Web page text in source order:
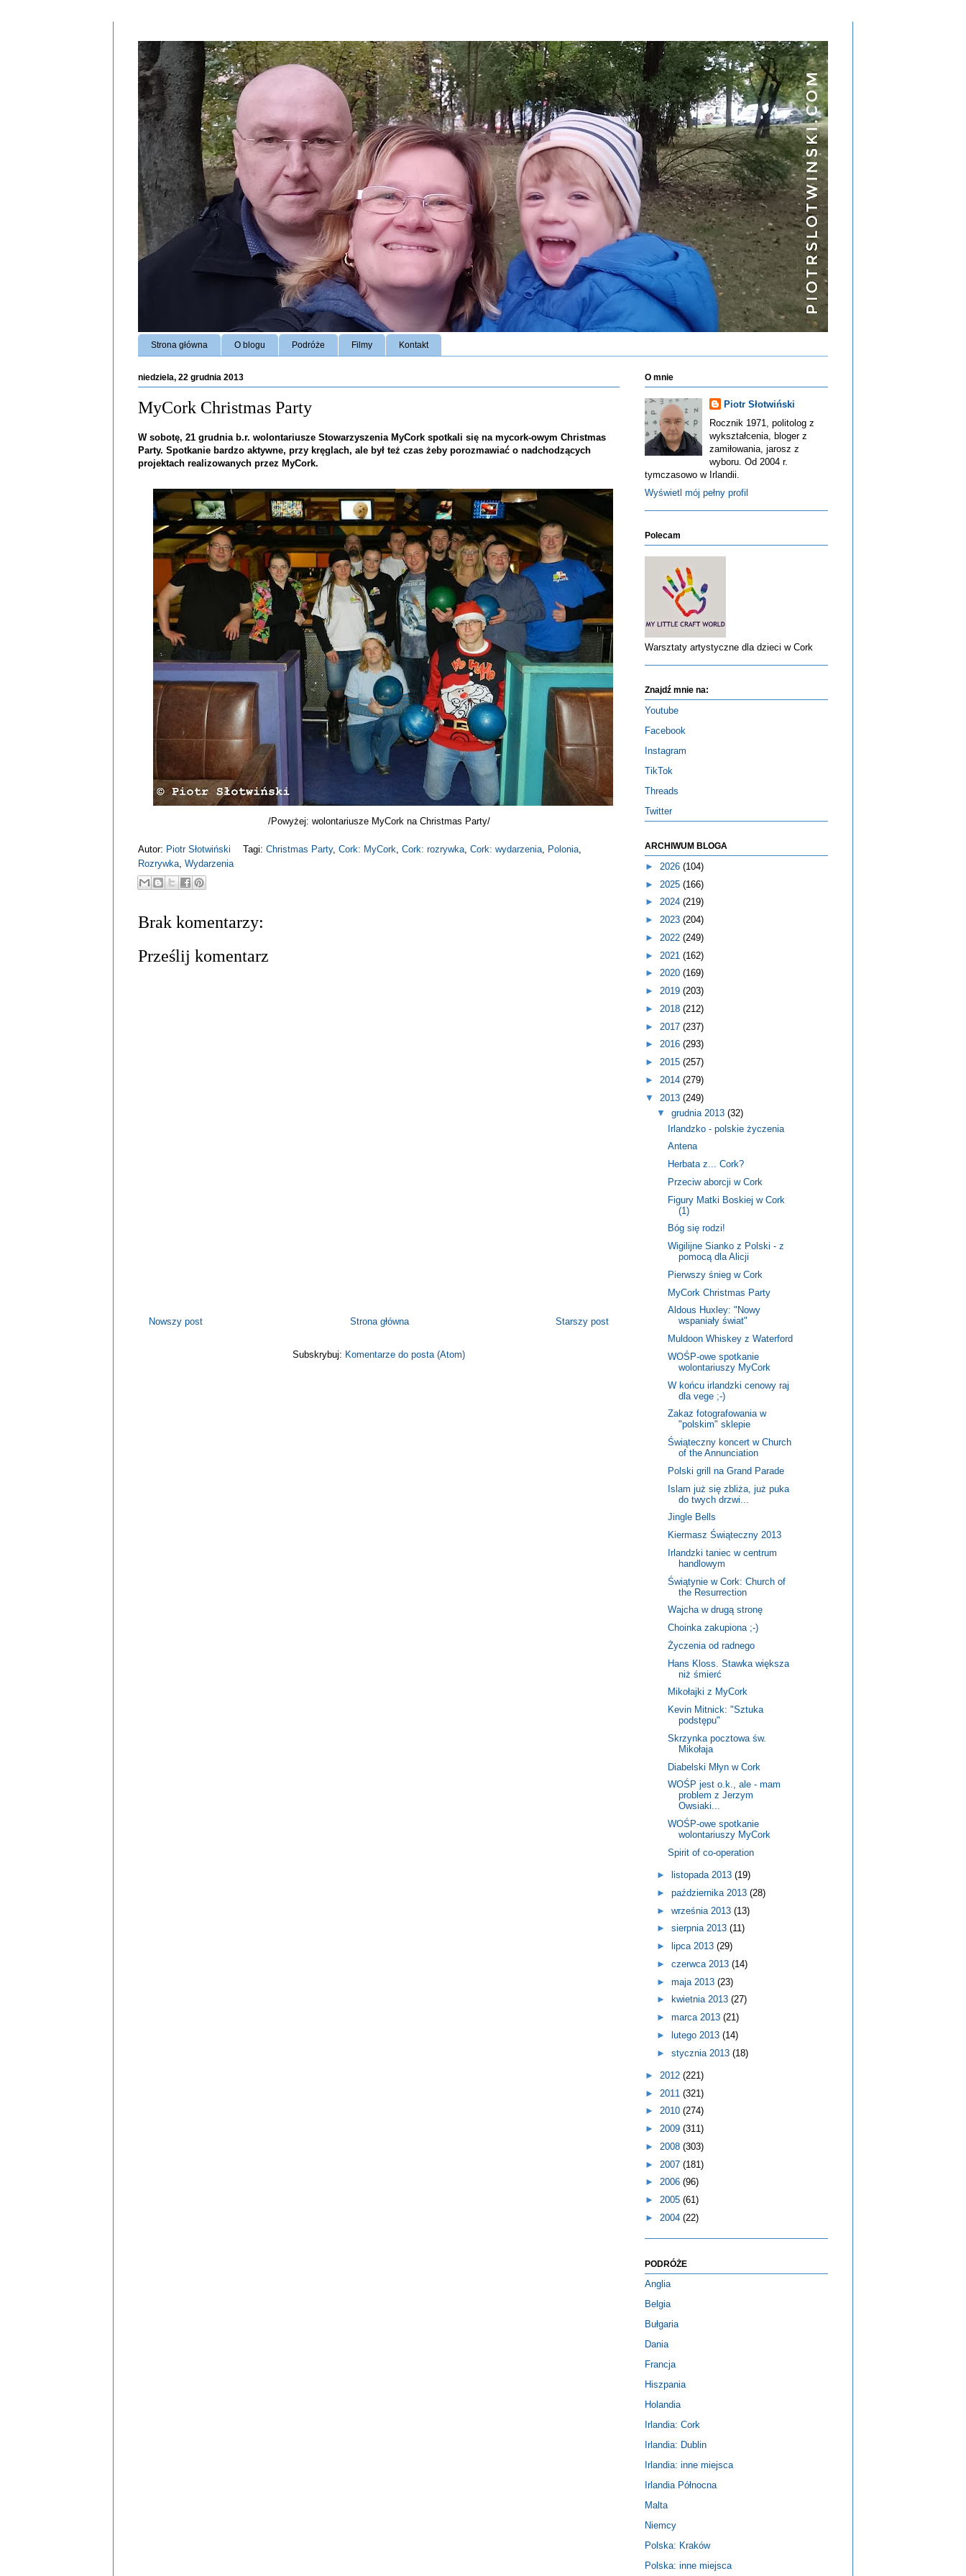
Strona główna O blogu Podróże Filmy Kontakt
niedziela, 22 grudnia 2013
MyCork Christmas Party
W sobotę, 21 grudnia b.r. wolontariusze Stowarzyszenia MyCork spotkali się na mycork-owym Christmas
Party. Spotkanie bardzo aktywne, przy kręglach, ale był też czas żeby porozmawiać o nadchodzących
projektach realizowanych przez MyCork.
/Powyżej: wolontariusze MyCork na Christmas Party/
Autor: Piotr Słotwiński Tagi: Christmas Party, Cork: MyCork Cork: rozrywka Cork: wydarzenia Polonia
Rozrywka Wydarzenia
Brak komentarzy:
Prześlij komentarz
Nowszy post Starszy post
Strona główna
Subskrybuj: Komentarze do posta (Atom)
O mnie
Piotr Słotwiński
Rocznik 1971, politolog z
wykształcenia, bloger z
zamiłowania, jarosz z
wyboru. Od 2004 r.
tymczasowo w Irlandii.
Wyświetl mój pełny profil
Polecam
Warsztaty artystyczne dla dzieci w Cork
Znajdź mnie na:
Youtube
Facebook
Instagram
TikTok
Threads
Twitter
ARCHIWUM BLOGA
► 2026 (104)
► 2025 (166)
► 2024 (219)
► 2023 (204)
► 2022 (249)
► 2021 (162)
► 2020 (169)
► 2019 (203)
► 2018 (212)
► 2017 (237)
► 2016 (293)
► 2015 (257)
► 2014 (279)
▼ 2013 (249)
▼ grudnia 2013 (32)
Irlandzko - polskie życzenia
Antena
Herbata z... Cork?
Przeciw aborcji w Cork
Figury Matki Boskiej w Cork
(1)
Bóg się rodzi!
Wigilijne Sianko z Polski - z
pomocą dla Alicji
Pierwszy śnieg w Cork
MyCork Christmas Party
Aldous Huxley: "Nowy
wspaniały świat"
Muldoon Whiskey z Waterford
WOŚP-owe spotkanie
wolontariuszy MyCork
W końcu irlandzki cenowy raj
dla vege ;-)
Zakaz fotografowania w
"polskim" sklepie
Świąteczny koncert w Church
of the Annunciation
Polski grill na Grand Parade
Islam już się zbliża, już puka
do twych drzwi...
Jingle Bells
Kiermasz Świąteczny 2013
Irlandzki taniec w centrum
handlowym
Świątynie w Cork: Church of
the Resurrection
Wajcha w drugą stronę
Choinka zakupiona ;-)
Życzenia od radnego
Hans Kloss. Stawka większa
niż śmierć
Mikołajki z MyCork
Kevin Mitnick: "Sztuka
podstępu"
Skrzynka pocztowa św.
Mikołaja
Diabelski Młyn w Cork
WOŚP jest o.k., ale - mam
problem z Jerzym
Owsiaki...
WOŚP-owe spotkanie
wolontariuszy MyCork
Spirit of co-operation
► listopada 2013 (19)
► października 2013 (28)
► września 2013 (13)
► sierpnia 2013 (11)
►
lipca 2013 (29)
► czerwca 2013 (14)
► maja 2013 (23)
►
kwietnia 2013 (27)
► marca 2013 (21)
►
lutego 2013 (14)
► stycznia 2013 (18)
► 2012 (221)
► 2011 (321)
► 2010 (274)
► 2009 (311)
► 2008 (303)
► 2007 (181)
► 2006 (96)
► 2005 (61)
► 2004 (22)
PODRÓŻE
Anglia
Belgia
Bułgaria
Dania
Francja
Hiszpania
Holandia
Irlandia: Cork
Irlandia: Dublin
Irlandia: inne miejsca
Irlandia Północna
Malta
Niemcy
Polska: Kraków
Polska: inne miejsca